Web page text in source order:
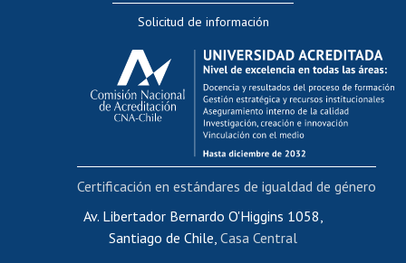
Evaluación docente
Calificación académica
Postulación al AUCAI
Funcionarias/os
Cursos internos de capacitación
Bienestar del personal
Portal de movilidad interna
Certificado de renta
Certificado de renta honorarios
Solicitud de información
Av. Libertador Bernardo O'Higgins 1058,
Santiago de Chile, Casa Central
Certificación en estándares de igualdad de género